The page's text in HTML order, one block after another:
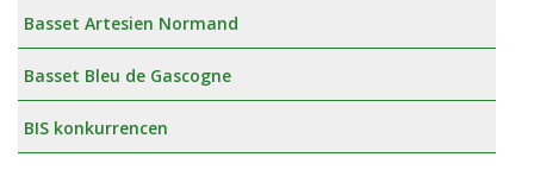
Basset Artesien Normand
Basset Bleu de Gascogne
BIS konkurrencen